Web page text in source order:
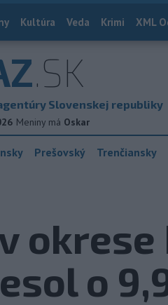
Kultúra Veda Krimi XML
.SK
Slovenskej republiky
Meniny má Oskar
Prešovský Trenčiansky
okrese
o